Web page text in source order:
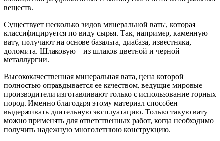
веществ.
Существует несколько видов минеральной ваты, которая
классифицируется по виду сырья. Так, например, каменную
вату, получают на основе базальта, диабаза, известняка,
доломита. Шлаковую – из шлаков цветной и черной
металлургии.
Высококачественная минеральная вата, цена которой
полностью оправдывается ее качеством, ведущие мировые
производители изготавливают только с использование горных
пород. Именно благодаря этому материал способен
выдерживать длительную эксплуатацию. Только такую вату
можно применять для ответственных работ, когда необходимо
получить надежную многолетнюю конструкцию.